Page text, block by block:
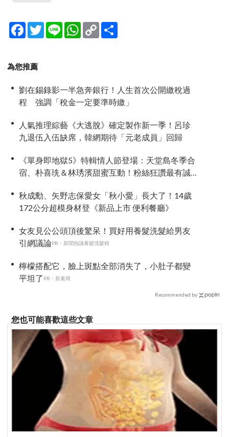
Facebook
TwitterLine WhatsApp
Copy
Link
為您推薦
劉在錫錄影一半急奔銀行！人生首次公開繳稅過
程 強調「稅金一定要準時繳」
人氣推理綜藝《大逃脫》確定製作新一季！呂珍
九退伍入伍缺席，韓網期待「元老成員」回歸
《單身即地獄5》特輯情人節登場：天堂島冬季合
宿、朴喜珗＆林琇濱甜蜜互動！粉絲狂讚最有誠
秋成勳、矢野志保愛女「秋小愛」長大了！14歲
172公分超模身材登《新品上市 便利餐廳》
女友見公公頭頂後驚呆！買好用養髮洗髮給男友
引網議論PR・新聞熱議養髮洗髮精
檸檬搭配它，臉上斑點全部消失了，小肚子都變
平坦了 PR・新素簡
Recommended by
您也可能喜歡這些文章